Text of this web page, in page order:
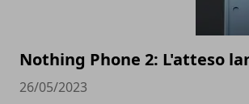
Nothing Phone 2: L'atteso
26/05/2023